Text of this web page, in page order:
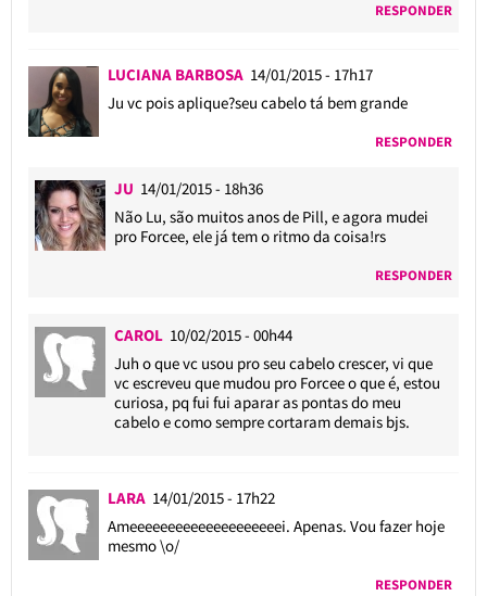
RESPONDER
LUCIANA BARBOSA 14/01/2015 - 17h17
Ju vc pois aplique?seu cabelo tá bem grande
RESPONDER
JU 14/01/2015 - 18h36
Não Lu, são muitos anos de Pill, e agora mudei
pro Forcee, ele já tem o ritmo da coisa!rs
RESPONDER
CAROL 10/02/2015 - 00h44
Juh o que vc usou pro seu cabelo crescer, vi que
vc escreveu que mudou pro Forcee o que é, estou
curiosa, pq fui fui aparar as pontas do meu
cabelo e como sempre cortaram demais bjs.
LARA 14/01/2015 - 17h22
Ameeeeeeeeeeeeeeeeeeeei. Apenas. Vou fazer hoje
mesmo \o/
RESPONDER